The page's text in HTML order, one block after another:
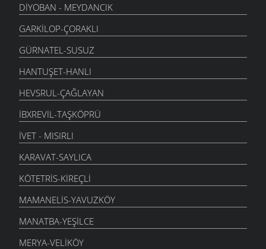
DIYOBAN - MEYDANCIK
GARKILOP-ÇORAKLI
GÜRNATEL-SUSUZ
HANTUŞET-HANLI
HEVSRUL-ÇAĞLAYAN
İBXREVIL-TAŞKÖPRÜ
İVET - MISIRLI
KARAVAT-SAYLICA
KÖTETRIS-KIREÇLI
MAMANELIS-YAVUZKÖY
MANATBA-YEŞILCE
MERYA-VELIKÖY